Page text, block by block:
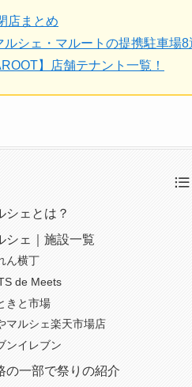
店まとめ
ルシェ・マルートの提携駐車場8
】店舗テナント一覧！
シェとは？
シェ｜施設一覧
ん横丁
de Meets
きと市場
マルシェ楽天市場店
ンイレブン
の一部で祭りの紹介